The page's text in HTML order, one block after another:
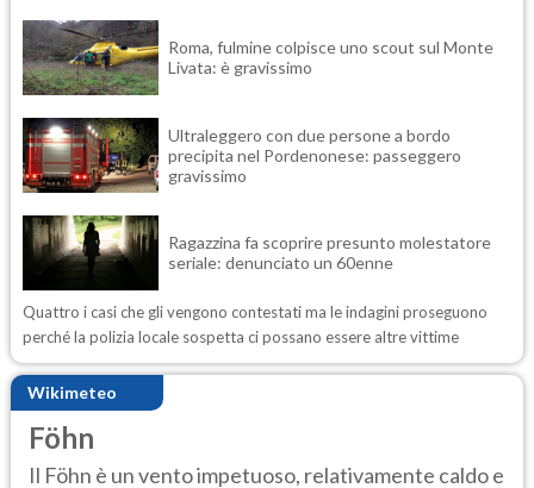
Roma, fulmine colpisce uno scout sul Monte
Livata: è gravissimo
Ultraleggero con due persone a bordo
precipita nel Pordenonese: passeggero
gravissimo
Ragazzina fa scoprire presunto molestatore
seriale: denunciato un 60enne
Quattro i casi che gli vengono contestati ma le indagini proseguono
perché la polizia locale sospetta ci possano essere altre vittime
Wikimeteo
Föhn
Il Föhn è un vento impetuoso, relativamente caldo e